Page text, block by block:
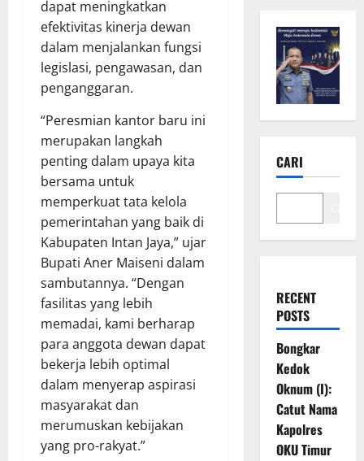
dapat meningkatkan
efektivitas kinerja dewan
dalam menjalankan fungsi
legislasi, pengawasan, dan
penganggaran.
“Peresmian kantor baru ini
merupakan langkah
penting dalam upaya kita
bersama untuk
memperkuat tata kelola
pemerintahan yang baik di
Kabupaten Intan Jaya,” ujar
Bupati Aner Maiseni dalam
sambutannya. “Dengan
fasilitas yang lebih
memadai, kami berharap
para anggota dewan dapat
bekerja lebih optimal
dalam menyerap aspirasi
masyarakat dan
merumuskan kebijakan
yang pro-rakyat.”
CARI
RECENT
POSTS
Bongkar
Kedok
Oknum (I):
Catut Nama
Kapolres
OKU Timur